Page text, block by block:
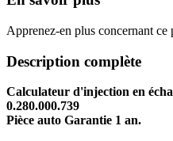
Apprenez-en plus concernant ce
Description complète
Calculateur d'injection en
0.280.000.739
Pièce auto Garantie 1 an.